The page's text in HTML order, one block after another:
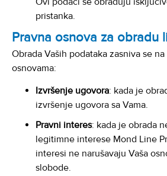
pristanka.
Pravna osnova za obradu
Obrada Vaših podataka zasniva se
osnovama:
Izvršenje ugovora: kada je
izvršenje ugovora sa Vama.
Pravni interes: kada je obrada
legitimne interese Mond Line
interesi ne narušavaju Vaša
slobode.